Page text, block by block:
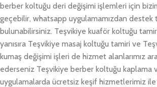
berber koltuğu deri değişimi işlemleri için
geçebilir, whatsapp uygulamamızdan destek
bulunabilirsiniz. Teşvikiye kuaför koltuğu
yanısıra Teşvikiye masaj koltuğu tamiri ve
kumaş değişimi işleri de hizmet alanlarımız
ederseniz Teşvikiye berber koltuğu kaplama
uygulamalarda ücretsiz keşif hizmetlerimiz